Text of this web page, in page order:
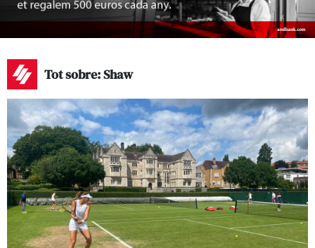
Tot sobre: Shaw